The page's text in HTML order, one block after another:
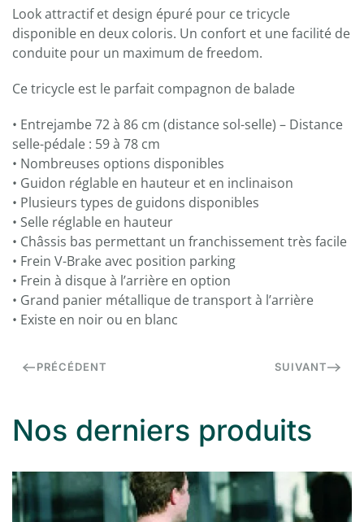
Look attractif et design épuré pour ce tricycle
disponible en deux coloris. Un confort et une facilité de
conduite pour un maximum de freedom.
Ce tricycle est le parfait compagnon de balade
• Entrejambe 72 à 86 cm (distance sol-selle) – Distance
selle-pédale : 59 à 78 cm
• Nombreuses options disponibles
• Guidon réglable en hauteur et en inclinaison
• Plusieurs types de guidons disponibles
• Selle réglable en hauteur
• Châssis bas permettant un franchissement très facile
• Frein V-Brake avec position parking
• Frein à disque à l’arrière en option
• Grand panier métallique de transport à l’arrière
• Existe en noir ou en blanc
PRÉCÉDENT SUIVANT
Nos derniers produits